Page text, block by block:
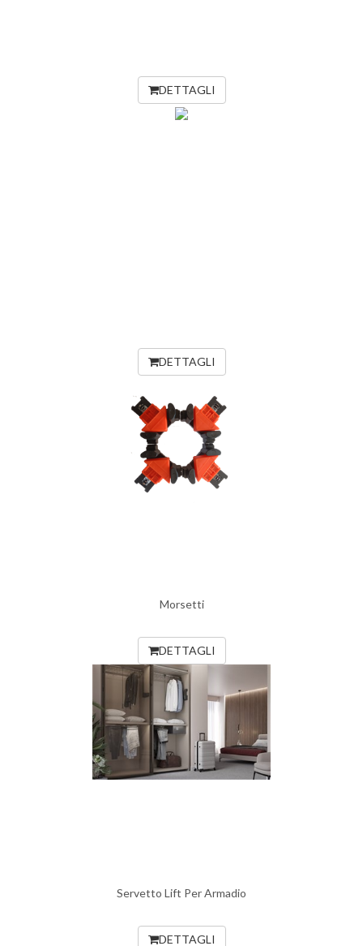
DETTAGLI
DETTAGLI
Morsetti
DETTAGLI
Servetto Lift Per Armadio
DETTAGLI